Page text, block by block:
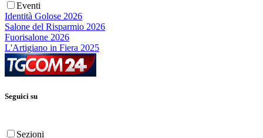
Eventi
Identità Golose 2026
Salone del Risparmio 2026
Fuorisalone 2026
L'Artigiano in Fiera 2025
Seguici su
Sezioni